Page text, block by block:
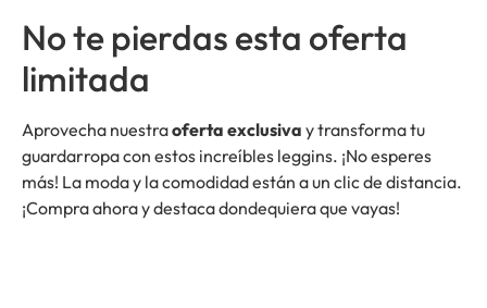
No te pierdas esta oferta
limitada
Aprovecha nuestraoferta exclusiva y transforma tu
guardarropa con estos increíbles leggins. ¡No esperes
más! La moda y la comodidad están a un clic de distancia.
¡Compra ahora y destaca dondequiera que vayas!